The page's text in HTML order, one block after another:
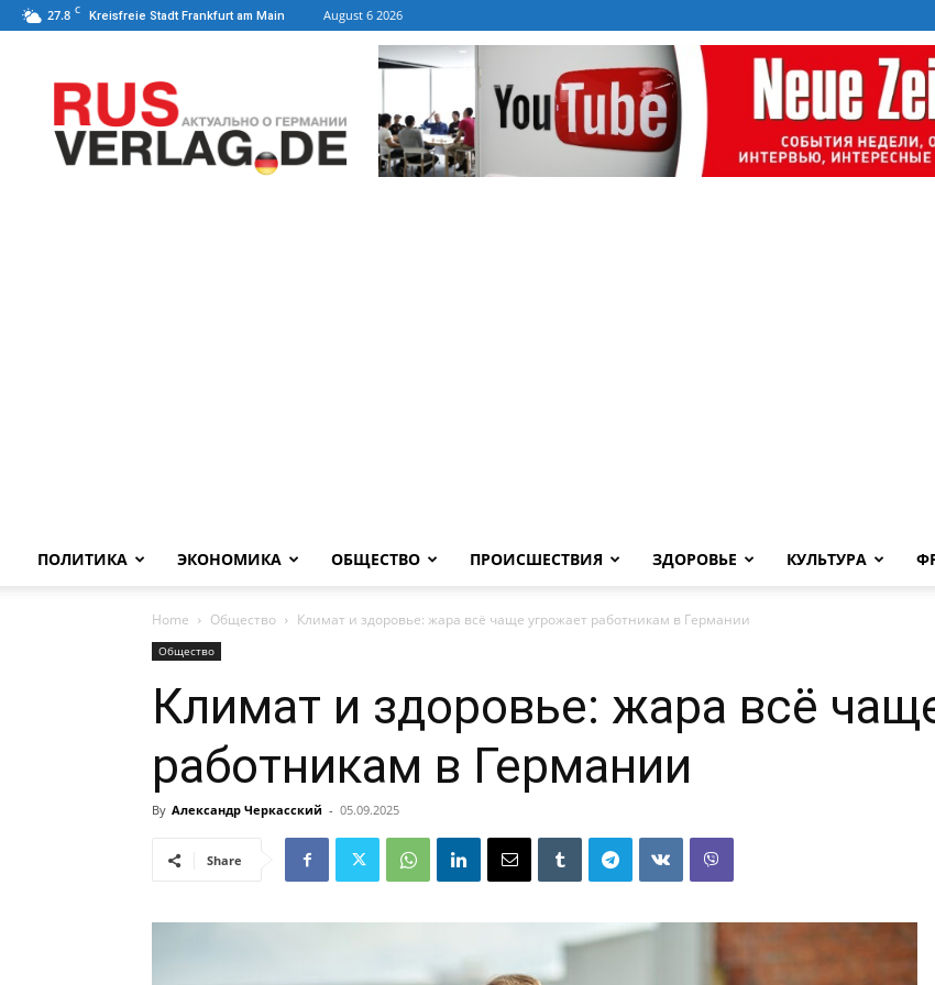
27.8 C Kreisfreie Stadt Frankfurt am Main August 6 2026
ПОЛИТИКА ЭКОНОМИКА ОБЩЕСТВО ПРОИСШЕСТВИЯ ЗДОРОВЬЕ КУЛЬТУРА
Home Общество Климат и здоровье: жара всё чаще угрожает работникам в Германии
Общество
Климат и здоровье: жара всё
работникам в Германии
By Александр Черкасский - 05.09.2025
Share